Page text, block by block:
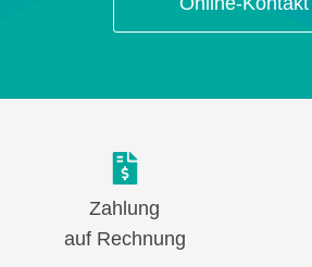
Zahlung
auf Rechnung